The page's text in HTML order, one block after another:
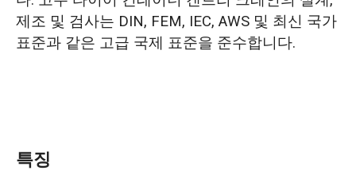
제조 및 검사는 DIN, FEM, IEC, AWS 및 최신 국가
표준과 같은 고급 국제 표준을 준수합니다.
특징